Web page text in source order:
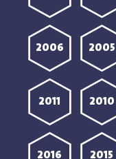
2005
2006
2010
2011